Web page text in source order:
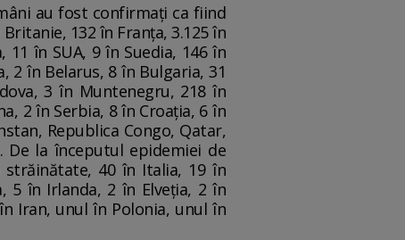
au fost confirmați ca fiind
132 în Franța, 3.125 în
în SUA, 9 în Suedia, 146 în
2 în Belarus, 8 în Bulgaria, 31
3 în Muntenegru, 218 în
2 în Serbia, 8 în Croația, 6 în
Republica Congo, Qatar,
De la începutul epidemiei de
străinătate, 40 în Italia, 19 în
5 în Irlanda, 2 în Elveția, 2 în
Iran, unul în Polonia, unul în